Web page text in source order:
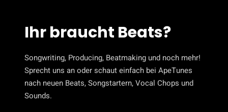
Ihr braucht Beats?
Songwriting, Producing, Beatmaking und noch mehr!
Sprecht uns an oder schaut einfach bei ApeTunes
nach neuen Beats, Songstartern, Vocal Chops und
Sounds.